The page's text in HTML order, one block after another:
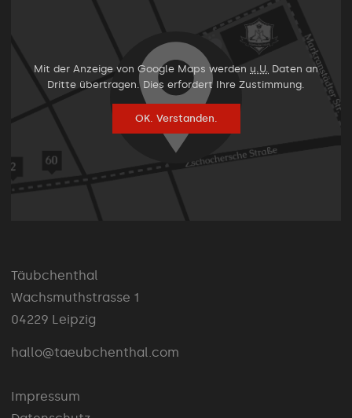
Mit der Anzeige von Google Maps werden u.U. Daten an
Dritte übertragen. Dies erfordert Ihre Zustimmung.
OK. Verstanden.
Täubchenthal
Wachsmuthstrasse 1
04229 Leipzig
hallo@taeubchenthal.com
Impressum